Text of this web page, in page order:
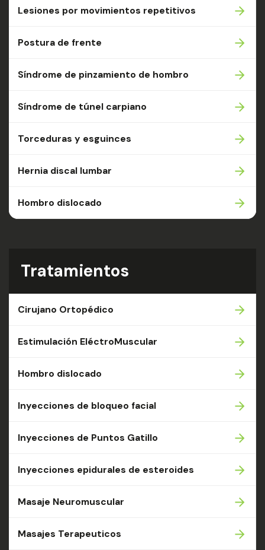
Lesiones por movimientos repetitivos
Postura de frente
Síndrome de pinzamiento de hombro
Síndrome de túnel carpiano
Torceduras y esguinces
Hernia discal lumbar
Hombro dislocado
Tratamientos
Cirujano Ortopédico
Estimulación EléctroMuscular
Hombro dislocado
Inyecciones de bloqueo facial
Inyecciones de Puntos Gatillo
Inyecciones epidurales de esteroides
Masaje Neuromuscular
Masajes Terapeuticos